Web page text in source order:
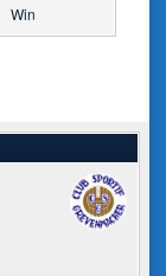
Win